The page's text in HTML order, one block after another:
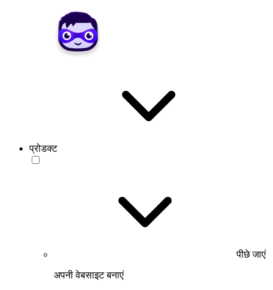
प्रोडक्ट
पीछे जाएं
अपनी वेबसाइट बनाएं